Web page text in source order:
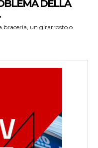
DELLA
braceria, un girarrosto o